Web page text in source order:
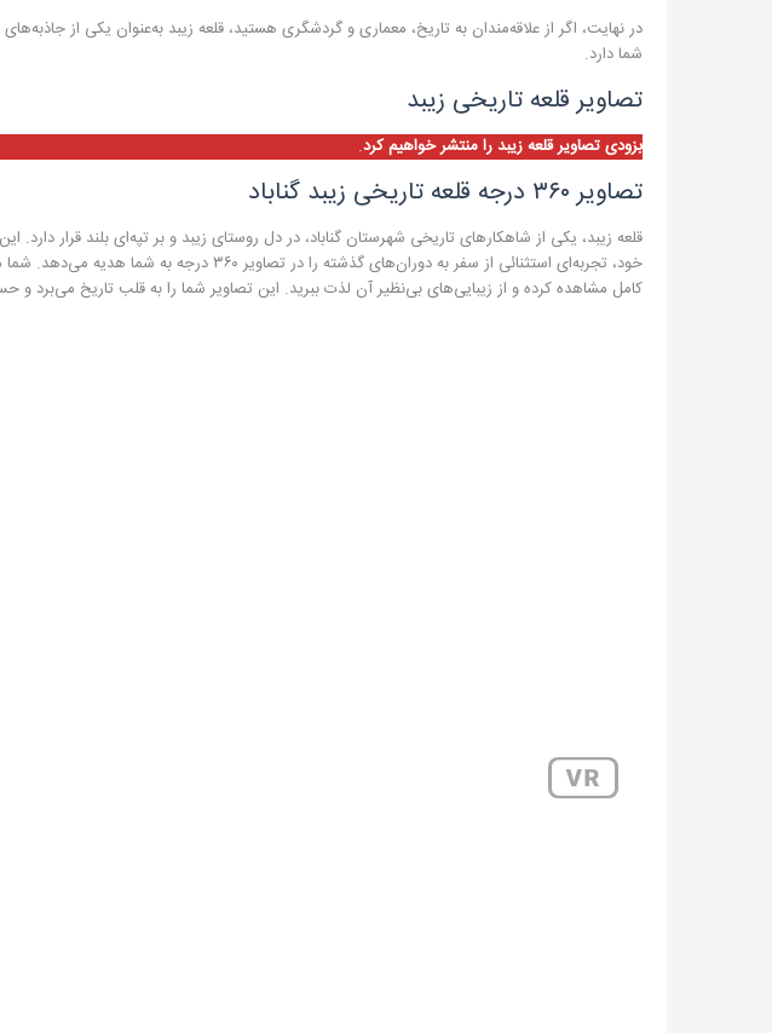
در نهایت، اگر از علاقه‌مندان به تاریخ، معماری و گردشگری هستید، قلعه زیبد به‌عنوان یکی از
شما دارد.
تصاویر قلعه تاریخی زیبد
بزودی تصاویر قلعه زیبد را منتشر خواهیم کرد.
تصاویر ۳۶۰ درجه قلعه تاریخی زیبد گناباد
قلعه زیبد، یکی از شاهکارهای تاریخی شهرستان گناباد، در دل روستای زیبد و بر تپه‌ای بلند قرار دارد.
خود، تجربه‌ای استثنائی از سفر به دوران‌های گذشته را
کامل مشاهده کرده و از زیبایی‌های بی‌نظیر آن لذت ببرید. این تصاویر شما را به قلب تاریخ می‌برد و